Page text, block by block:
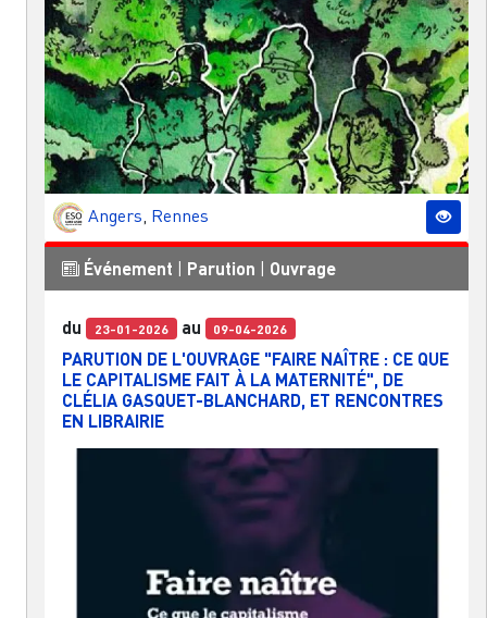
Angers, Rennes
Événement Parution Ouvrage
du 23-01-2026 au 09-04-2026
PARUTION DE L'OUVRAGE "FAIRE NAÎTRE : CE QUE
LE CAPITALISME FAIT À LA MATERNITÉ", DE
CLÉLIA GASQUET-BLANCHARD, ET RENCONTRES
EN LIBRAIRIE